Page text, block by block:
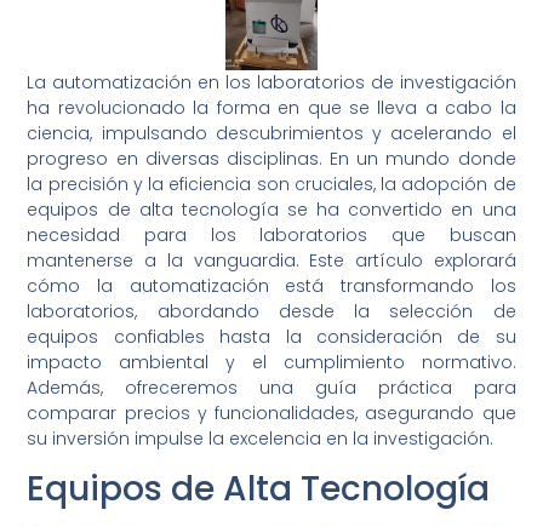
La automatización en los laboratorios de investigación
ha revolucionado la forma en que se lleva a cabo la
ciencia, impulsando descubrimientos y acelerando el
progreso en diversas disciplinas. En un mundo donde
la precisión y la eficiencia son cruciales, la adopción de
equipos de alta tecnología se ha convertido en una
necesidad para los laboratorios que buscan
mantenerse a la vanguardia. Este artículo explorará
cómo la automatización está transformando los
laboratorios, abordando desde la selección de
equipos confiables hasta la consideración de su
impacto ambiental y el cumplimiento normativo.
Además, ofreceremos una guía práctica para
comparar precios y funcionalidades, asegurando que
su inversión impulse la excelencia en la investigación.
Equipos de Alta Tecnología